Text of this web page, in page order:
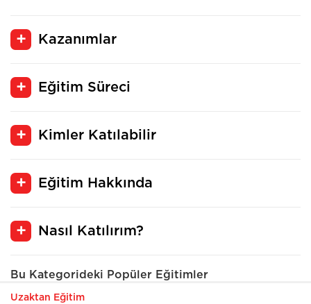
Kazanımlar
Eğitim Süreci
Kimler Katılabilir
Eğitim Hakkında
Nasıl Katılırım?
Bu Kategorideki Popüler Eğitimler
Uzaktan Eğitim